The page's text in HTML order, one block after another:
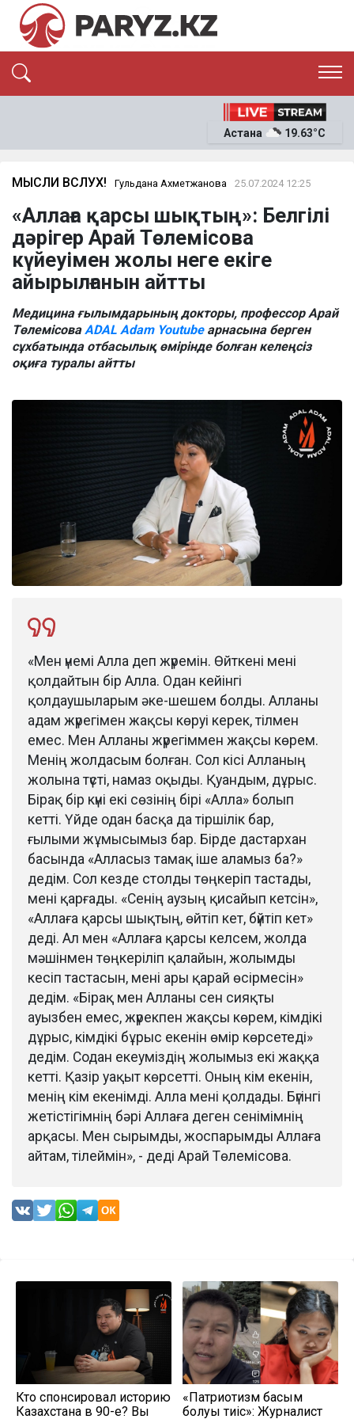
ЭКОНОМИКА
ОҚИҒА
News
Астана 19.63°C
МЫСЛИ ВСЛУХ! Гульдана Ахметжанова 25.07.2024 12:25
«Аллаға қарсы шықтың»: Белгілі
дәрігер Арай Төлемісова
күйеуімен жолы неге екіге
айырылғанын айтты
Медицина ғылымдарының докторы, профессор Арай
ТөлемісоваADAL Adam Youtubeарнасына берген
сұхбатында отбасылық өмірінде болған келеңсіз
оқиға туралы айтты
«Мен үнемі Алла деп жүремін. Өйткені мені
қолдайтын бір Алла. Одан кейінгі
қолдаушыларым әке-шешем болды. Алланы
адам жүрегімен жақсы көруі керек, тілмен
емес. Мен Алланы жүрегіммен жақсы көрем.
Менің жолдасым болған. Сол кісі Алланың
жолына түсті, намаз оқыды. Қуандым, дұрыс.
Бірақ бір күні екі сөзінің бірі «Алла» болып
кетті. Үйде одан басқа да тіршілік бар,
ғылыми жұмысымыз бар. Бірде дастархан
басында «Алласыз тамақ іше аламыз ба?»
дедім. Сол кезде столды төңкеріп тастады,
мені қарғады. «Сенің аузың қисайып кетсін»,
«Аллаға қарсы шықтың, өйтіп кет, бүйтіп кет»
деді. Ал мен «Аллаға қарсы келсем, жолда
мәшінмен төңкеріліп қалайын, жолымды
кесіп тастасын, мені ары қарай өсірмесін»
дедім. «Бірақ мен Алланы сен сияқты
ауызбен емес, жүрекпен жақсы көрем, кімдікі
дұрыс, кімдікі бұрыс екенін өмір көрсетеді»
дедім. Содан екеуміздің жолымыз екі жаққа
кетті. Қазір уақыт көрсетті. Оның кім екенін,
менің кім екенімді. Алла мені қолдады. Бүгінгі
жетістігімнің бәрі Аллаға деген сенімімнің
арқасы. Мен сырымды, жоспарымды Аллаға
айтам, тілеймін», - деді Арай Төлемісова.
Кто спонсировал историю
Казахстана в 90-е? Вы
«Патриотизм басым
болуы тиіс»: Журналист